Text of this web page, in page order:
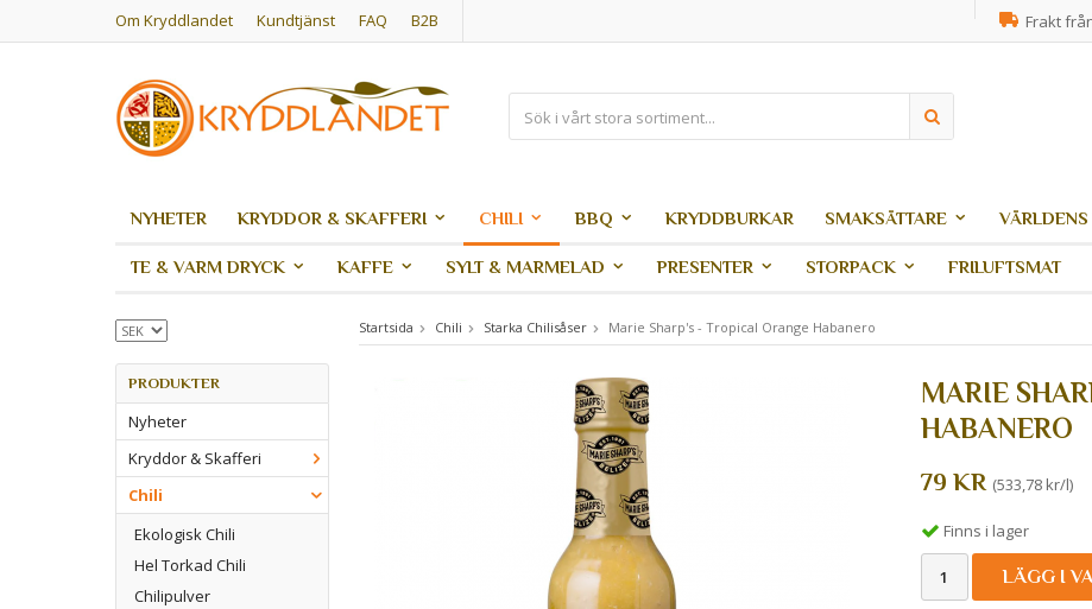
Om Kryddlandet Kundtjänst FAQ B2B Frakt
NYHETER KRYDDOR & SKAFFERI CHILI BBQ KRYDDBURKAR SMAKSÄTTARE
TE & VARM DRYCK KAFFE SYLT & MARMELAD PRESENTER STORPACK FRILUFTSMAT
PRODUKTER
Nyheter
Kryddor & Skafferi
Chili
Ekologisk Chili
Hel Torkad Chili
Chilipulver
Startsida Chili Starka Chilisåser Marie Sharp's - Tropical Orange Habanero
MARIE
HABANERO
79 KR (533,78 kr/l)
Finns i lager
LÄGG I